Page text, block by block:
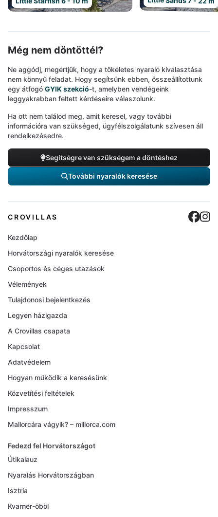
Még nem döntöttél?
Ne aggódj, megértjük, hogy a tökéletes nyaraló kiválasztása
nem könnyű feladat. Hogy segítsünk ebben, összeállítottunk
egy átfogó GYIK szekció-t, amelyben vendégeink
leggyakrabban feltett kérdéseire válaszolunk.
Ha ott nem találod meg, amit keresel, vagy további
információra van szükséged, ügyfélszolgálatunk szívesen áll
rendelkezésedre.
Segítségre van szükségem a döntéshez
További nyaralók keresése
CROVILLAS
Kezdőlap
Horvátországi nyaralók keresése
Csoportos és céges utazások
Vélemények
Tulajdonosi bejelentkezés
Legyen házigazda
A Crovillas csapata
Kapcsolat
Adatvédelem
Hogyan működik a keresésünk
Közvetítési feltételek
Impresszum
Mallorcára vágyik? – millorca.com
Fedezd fel Horvátországot
Útikalauz
Nyaralás Horvátországban
Isztria
Kvarner-öböl